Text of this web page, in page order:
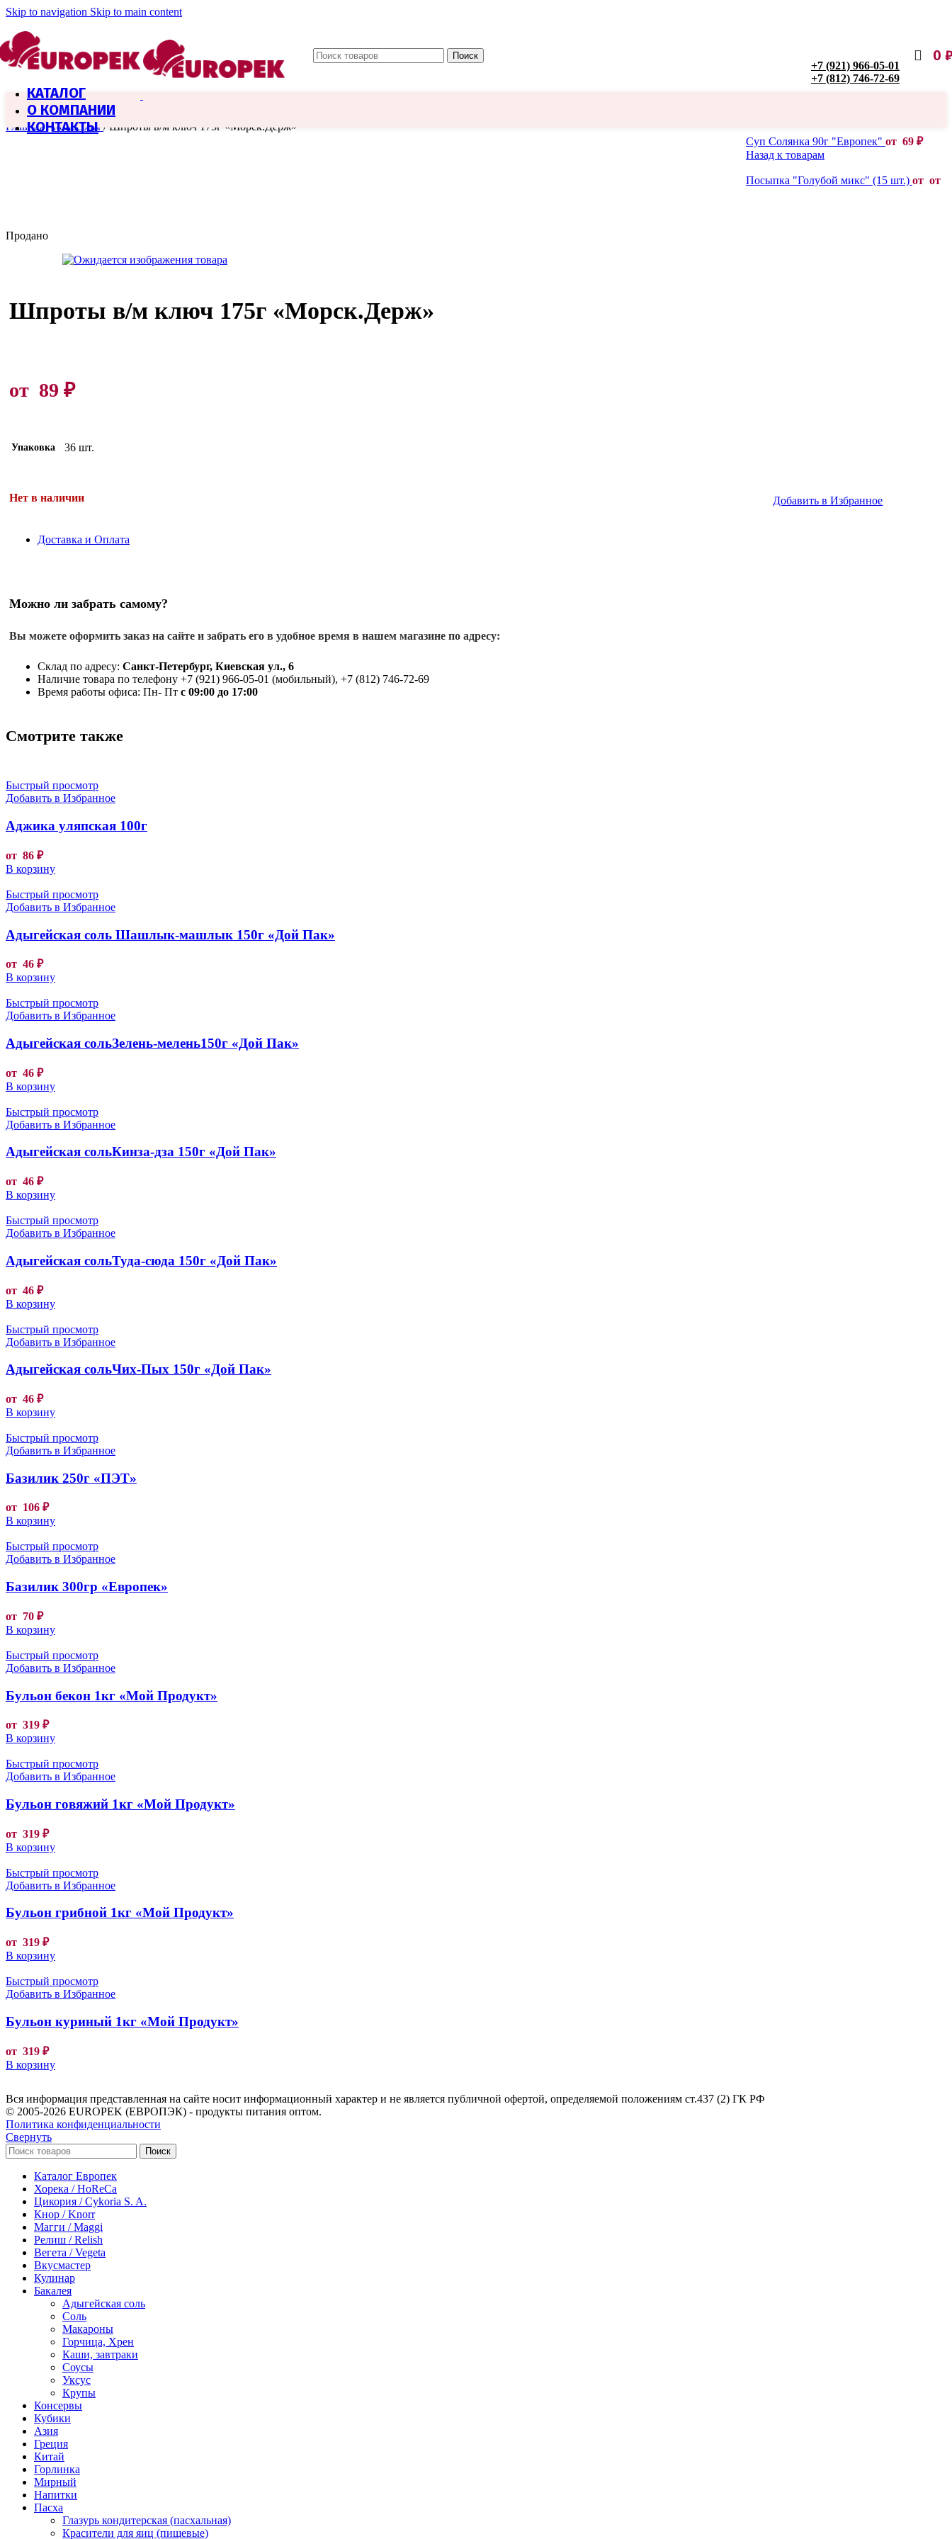
Skip to navigation Skip to main content
Поиск
+7 (921) 966-05-01
+7 (812) 746-72-69
0
КАТАЛОГ
О КОМПАНИИ
КОНТАКТЫ
Главная / Консервы / Шпроты в/м ключ 175г «Морск.Держ»
Суп Солянка 90г "Европек" от 69 ₽
Назад к товарам
Посыпка "Голубой микс" (15 шт.) от от
Продано
Шпроты в/м ключ 175г «Морск.Держ»
от 89 ₽
Упаковка 36 шт.
Нет в наличии Добавить в Избранное
Доставка и Оплата
Можно ли забрать самому?
Вы можете оформить заказ на сайте и забрать его в удобное время в нашем магазине по адресу:
Склад по адресу: Санкт-Петербург, Киевская ул., 6
Наличие товара по телефону +7 (921) 966-05-01 (мобильный), +7 (812) 746-72-69
Время работы офиса: Пн- Пт с 09:00 до 17:00
Смотрите также
Быстрый просмотр
Добавить в Избранное
Аджика уляпская 100г
от 86 ₽
В корзину
Быстрый просмотр
Добавить в Избранное
Адыгейская соль Шашлык-машлык 150г «Дой Пак»
от 46 ₽
В корзину
Быстрый просмотр
Добавить в Избранное
Адыгейская сольЗелень-мелень150г «Дой Пак»
от 46 ₽
В корзину
Быстрый просмотр
Добавить в Избранное
Адыгейская сольКинза-дза 150г «Дой Пак»
от 46 ₽
В корзину
Быстрый просмотр
Добавить в Избранное
Адыгейская сольТуда-сюда 150г «Дой Пак»
от 46 ₽
В корзину
Быстрый просмотр
Добавить в Избранное
Адыгейская сольЧих-Пых 150г «Дой Пак»
от 46 ₽
В корзину
Быстрый просмотр
Добавить в Избранное
Базилик 250г «ПЭТ»
от 106 ₽
В корзину
Быстрый просмотр
Добавить в Избранное
Базилик 300гр «Европек»
от 70 ₽
В корзину
Быстрый просмотр
Добавить в Избранное
Бульон бекон 1кг «Мой Продукт»
от 319 ₽
В корзину
Быстрый просмотр
Добавить в Избранное
Бульон говяжий 1кг «Мой Продукт»
от 319 ₽
В корзину
Быстрый просмотр
Добавить в Избранное
Бульон грибной 1кг «Мой Продукт»
от 319 ₽
В корзину
Быстрый просмотр
Добавить в Избранное
Бульон куриный 1кг «Мой Продукт»
от 319 ₽
В корзину
Вся информация представленная на сайте носит информационный характер и не является публичной офертой, определяемой положениям ст.437 (2) ГК РФ
© 2005-2026 EUROPEK (ЕВРОПЭК) - продукты питания оптом.
Политика конфиденциальности
Свернуть
Поиск
Каталог Европек
Хорека / HoReCa
Цикория / Cykoria S. A.
Кнор / Knorr
Магги / Maggi
Релиш / Relish
Вегета / Vegeta
Вкусмастер
Кулинар
Бакалея
Адыгейская соль
Соль
Макароны
Горчица, Хрен
Каши, завтраки
Соусы
Уксус
Крупы
Консервы
Кубики
Азия
Греция
Китай
Горлинка
Мирный
Напитки
Пасха
Глазурь кондитерская (пасхальная)
Красители для яиц (пищевые)